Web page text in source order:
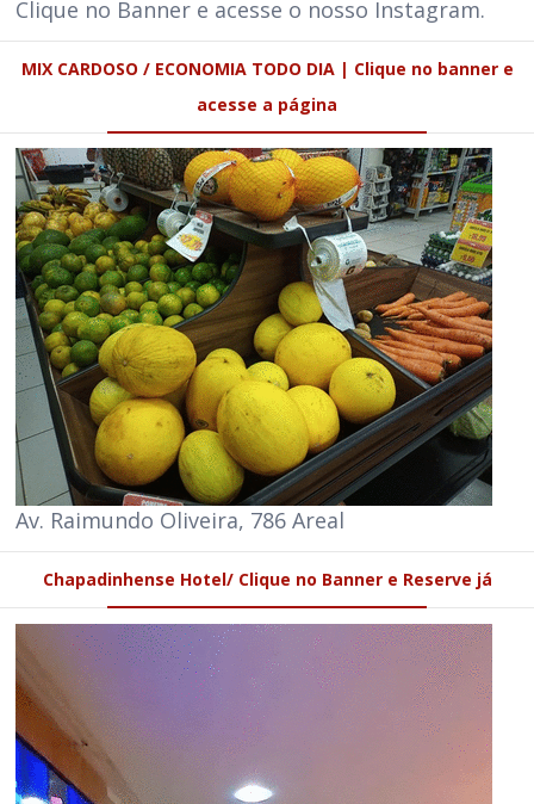
Clique no Banner e acesse o nosso Instagram.
MIX CARDOSO / ECONOMIA TODO DIA | Clique no banner e
acesse a página
Av. Raimundo Oliveira, 786 Areal
Chapadinhense Hotel/ Clique no Banner e Reserve já